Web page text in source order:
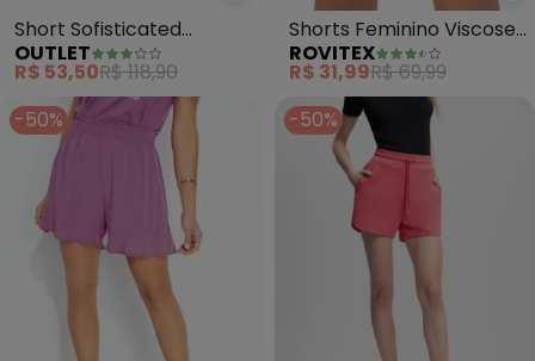
Short Sofisticated
Summer Feminino
(Laranja)
OUTLET
R$ 53,50R$ 118,90
Shorts Feminino Viscose
(Azul)
ROVITEX
R$ 31,99R$ 69,99
-50%
-50%